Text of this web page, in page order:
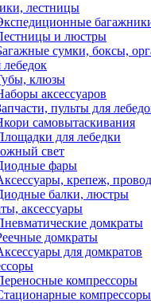
лестницы
и люстры
сумки, боксы,
лебедок
клюзы
аксессуаров
пульты для
самовытаскивания
для лебедки
свет
фары
крепеж,
балки, люстры
аксессуары
домкраты
домкраты
для домкратов
компрессоры
компрессоры